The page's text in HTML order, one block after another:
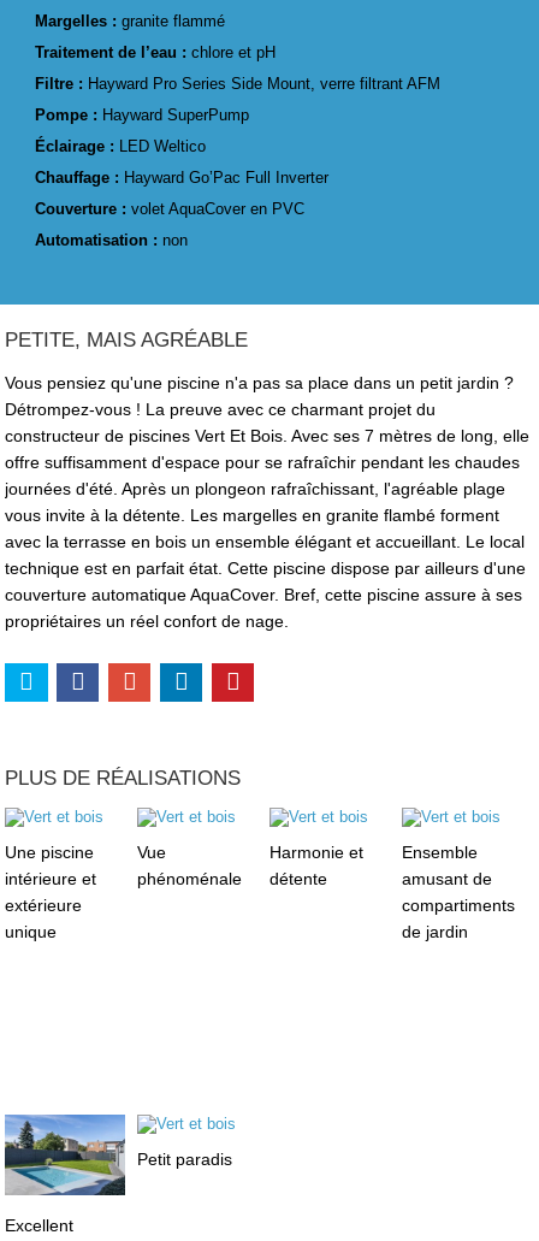
Margelles : granite flammé
Traitement de l’eau :chlore et pH
Filtre : Hayward Pro Series Side Mount, verre filtrant AFM
Pompe : Hayward SuperPump
Éclairage :
LED Weltico
Chauffage : Hayward Go’Pac Full Inverter
Couverture : volet AquaCover en PVC
Automatisation : non
PETITE, MAIS AGRÉABLE
Vous pensiez qu'une piscine n'a pas sa place dans un petit jardin ?
Détrompez-vous ! La preuve avec ce charmant projet du
constructeur de piscines Vert Et Bois. Avec ses 7 mètres de long, elle
offre suffisamment d'espace pour se rafraîchir pendant les chaudes
journées d'été. Après un plongeon rafraîchissant, l'agréable plage
vous invite à la détente. Les margelles en granite flambé forment
avec la terrasse en bois un ensemble élégant et accueillant. Le local
technique est en parfait état. Cette piscine dispose par ailleurs d'une
couverture automatique AquaCover. Bref, cette piscine assure à ses
propriétaires un réel confort de nage.
PLUS DE RÉALISATIONS
Une piscine
intérieure et
extérieure
unique
Vue
phénoménale
Harmonie et
détente
Ensemble
amusant de
compartiments
de jardin
Excellent
Petit paradis